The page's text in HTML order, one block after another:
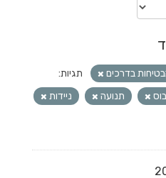
בדרכים
תגיות:
תנועה
ניידות